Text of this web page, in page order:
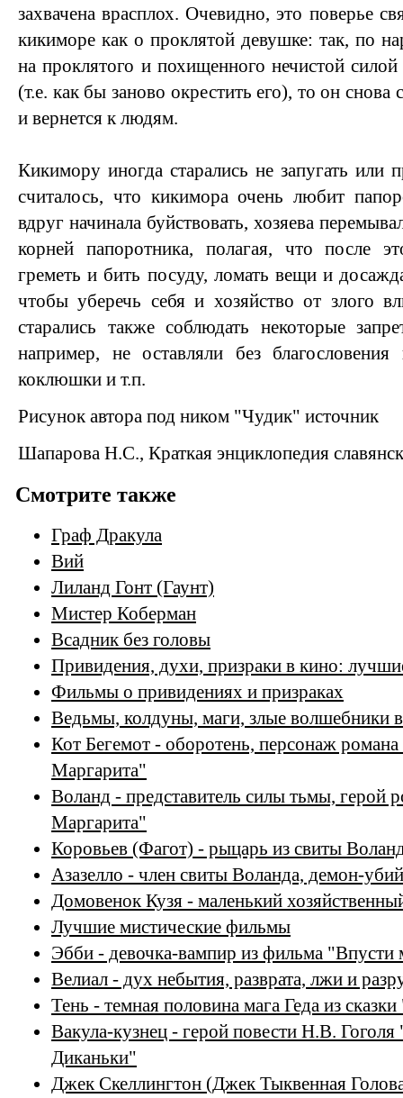
захвачена врасплох. Очевидно, это поверье
кикиморе как о проклятой девушке: так, по
на проклятого и похищенного нечистой силой
(т.е. как бы заново окрестить его), то он
и вернется к людям.
Кикимору иногда старались не запугать или
считалось, что кикимора очень любит
вдруг начинала буйствовать, хозяева
корней папоротника, полагая, что после
греметь и бить посуду, ломать вещи и
чтобы уберечь себя и хозяйство от злого
старались также соблюдать некоторые
например, не оставляли без
коклюшки и т.п.
Рисунок автора под ником "Чудик" источник
Шапарова Н.С., Краткая энциклопедия
Смотрите также
Граф Дракула
Вий
Лиланд Гонт (Гаунт)
Мистер Коберман
Всадник без головы
Привидения, духи, призраки в кино:
Фильмы о привидениях и призраках
Ведьмы, колдуны, маги, злые волшебники в
Кот Бегемот - оборотень, персонаж
Маргарита"
Воланд - представитель силы тьмы, герой
Маргарита"
Коровьев (Фагот) - рыцарь из свиты
Азазелло - член свиты Воланда, демон-
Домовенок Кузя - маленький
Лучшие мистические фильмы
Эбби - девочка-вампир из фильма "Впусти
Велиал - дух небытия, разврата, лжи и
Тень - темная половина мага Геда из
Вакула-кузнец - герой повести Н.В. Гоголя
Диканьки"
Джек Скеллингтон (Джек Тыквенная